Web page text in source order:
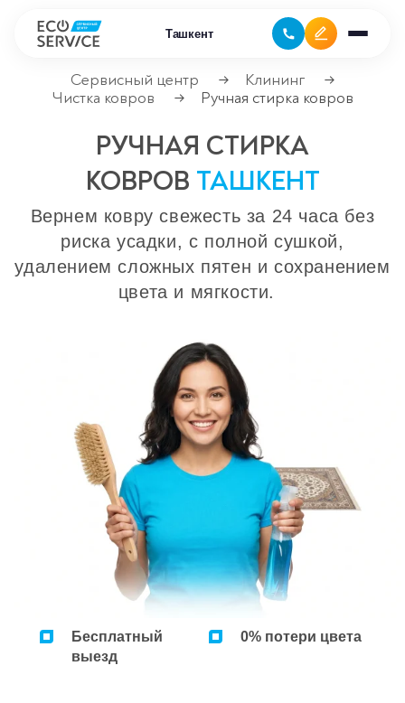
Ташкент
Ремонт компьютерной техники
Ремонт крупно бытовой техники
Ремонт офисной техники
Сервисные центры
Ремонт кофемашин
Ремонт микроволновок
Ремонт парогенераторов
Ремонт пылесосов
Сервисный центр → Клининг
→
Чистка ковров
→ Ручная стирка ковров
РУЧНАЯ СТИРКА
КОВРОВ ТАШКЕНТ
Вернем ковру свежесть за 24 часа без
риска усадки, с полной сушкой,
удалением сложных пятен и сохранением
цвета и мягкости.
Бесплатный
выезд
0% потери цвета